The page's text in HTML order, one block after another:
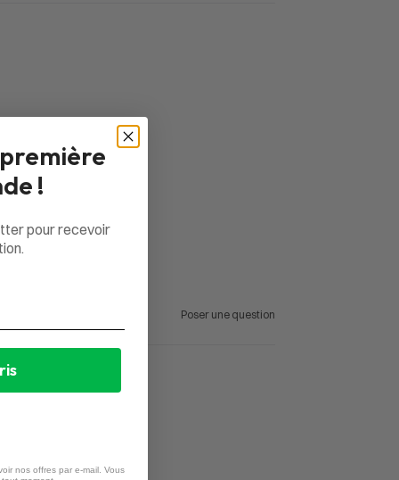
Poser une question
!
pour recevoir
nos offres par e-mail. Vous